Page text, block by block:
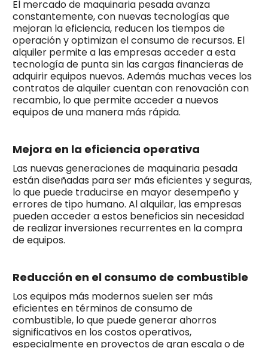
El mercado de maquinaria pesada avanza
constantemente, con nuevas tecnologías que
mejoran la eficiencia, reducen los tiempos de
operación y optimizan el consumo de recursos. El
alquiler permite a las empresas acceder a esta
tecnología de punta sin las cargas financieras de
adquirir equipos nuevos. Además muchas veces los
contratos de alquiler cuentan con renovación con
recambio, lo que permite acceder a nuevos
equipos de una manera más rápida.
Mejora en la eficiencia operativa
Las nuevas generaciones de maquinaria pesada
están diseñadas para ser más eficientes y seguras,
lo que puede traducirse en mayor desempeño y
errores de tipo humano. Al alquilar, las empresas
pueden acceder a estos beneficios sin necesidad
de realizar inversiones recurrentes en la compra
de equipos.
Reducción en el consumo de combustible
Los equipos más modernos suelen ser más
eficientes en términos de consumo de
combustible, lo que puede generar ahorros
significativos en los costos operativos,
especialmente en proyectos de gran escala o de